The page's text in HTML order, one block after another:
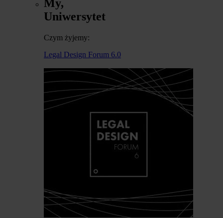
My,
Uniwersytet
Czym żyjemy:
Legal Design Forum 6.0